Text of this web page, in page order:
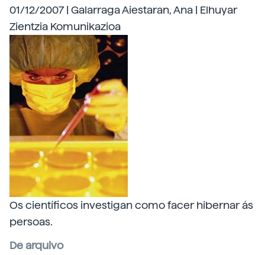
01/12/2007 | Galarraga Aiestaran, Ana | Elhuyar
Zientzia Komunikazioa
Os científicos investigan como facer hibernar ás
persoas.
De arquivo